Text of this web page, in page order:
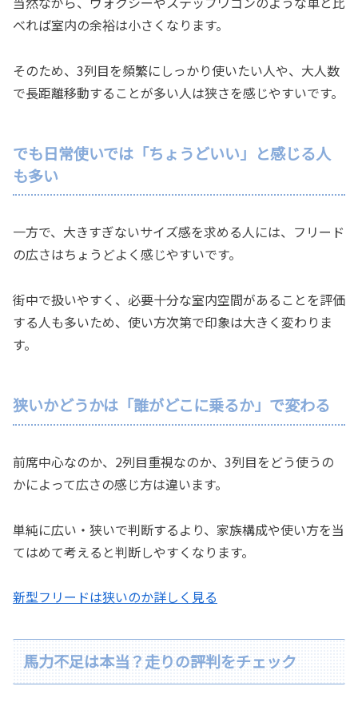
べれば室内の余裕は小さくなります。
そのため、3列目を頻繁にしっかり使いたい人や、大人数
で長距離移動することが多い人は狭さを感じやすいです。
でも日常使いでは「ちょうどいい」と感じる人
も多い
一方で、大きすぎないサイズ感を求める人には、フリード
の広さはちょうどよく感じやすいです。
街中で扱いやすく、必要十分な室内空間があることを評価
する人も多いため、使い方次第で印象は大きく変わりま
す。
狭いかどうかは「誰がどこに乗るか」で変わる
前席中心なのか、2列目重視なのか、3列目をどう使うの
かによって広さの感じ方は違います。
単純に広い・狭いで判断するより、家族構成や使い方を当
てはめて考えると判断しやすくなります。
新型フリードは狭いのか詳しく見る
馬力不足は本当？走りの評判をチェック